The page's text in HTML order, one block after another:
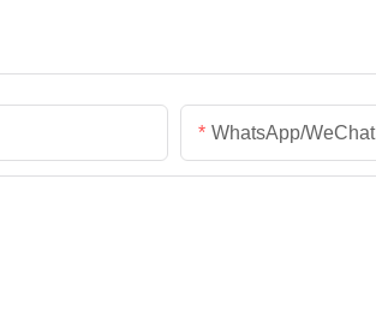
WhatsApp/WeChat